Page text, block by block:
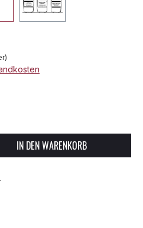
den
IN DEN WARENKORB